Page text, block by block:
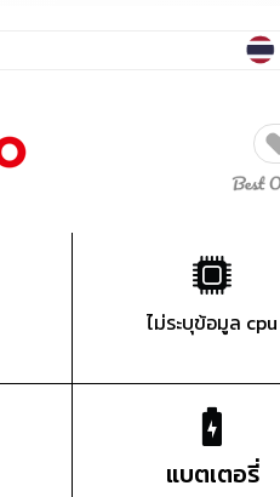
ไม่ระบุข้อมูล cpu
แบตเตอรี่